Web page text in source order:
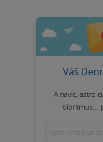
Váš
A navíc, astro
bioritmus...